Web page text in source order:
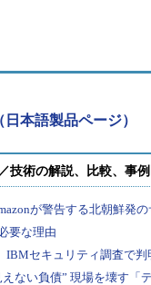
本語製品ページ）